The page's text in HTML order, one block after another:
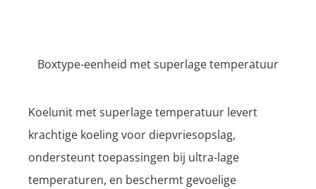
Boxtype-eenheid met superlage temperatuur
Koelunit met superlage temperatuur levert
krachtige koeling voor diepvriesopslag,
ondersteunt toepassingen bij ultra-lage
temperaturen, en beschermt gevoelige